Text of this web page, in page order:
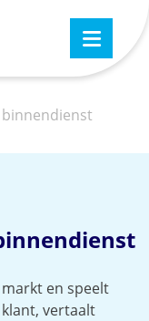
markt en speelt
vertaalt